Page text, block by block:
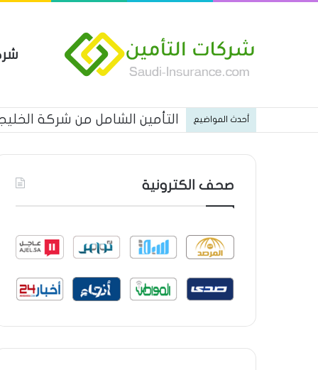
أحدث المواضيع التأمين الشامل من شركة
صحف الكترونية